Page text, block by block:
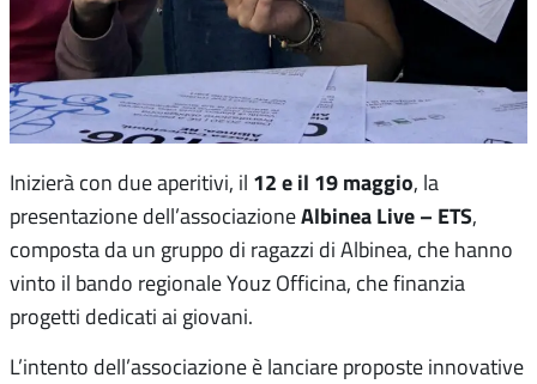
Inizierà con due aperitivi, il 12 e il 19 maggio, la
presentazione dell’associazioneAlbinea Live – ETS,
composta da un gruppo di ragazzi di Albinea, che hanno
vinto il bando regionale Youz Officina, che finanzia
progetti dedicati ai giovani.
L’intento dell’associazione è lanciare proposte innovative